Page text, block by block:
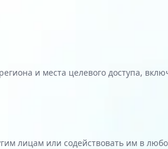
и места целевого доступа,
лицам или содействовать им в